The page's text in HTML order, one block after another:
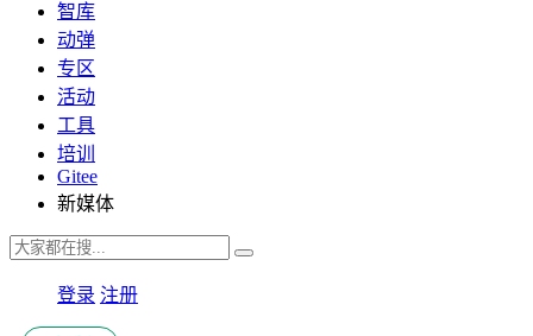
智库
动弹
专区
活动
工具
培训
Gitee
新媒体
登录 注册